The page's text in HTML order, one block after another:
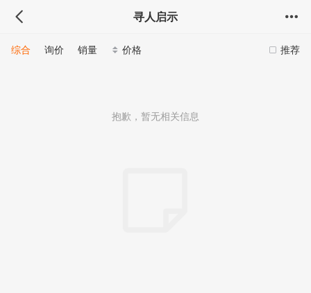
寻人启示
推荐
综合 询价 销量 价格
抱歉，暂无相关信息